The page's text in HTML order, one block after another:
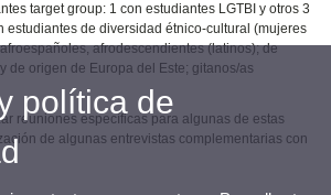
target group: 1 con estudiantes LGTBI y otros 3
estudiantes de diversidad étnico-cultural (mujeres
afrodescendientes (latinos); de
de origen de Europa del Este; gitanos/as
reuniones específicas para algunas de estas
de algunas entrevistas complementarias con
política de